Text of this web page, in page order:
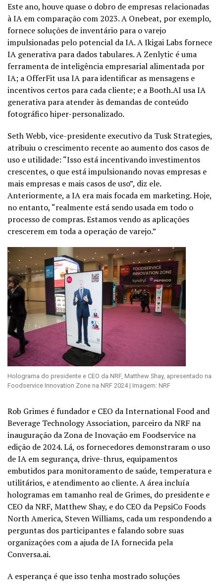
Este ano, houve quase o dobro de empresas relacionadas
à IA em comparação com 2023. A Onebeat, por exemplo,
fornece soluções de inventário para o varejo
impulsionadas pelo potencial da IA. A Ikigai Labs fornece
IA generativa para dados tabulares. A Zenlytic é uma
ferramenta de inteligência empresarial alimentada por
IA; a OfferFit usa IA para identificar as mensagens e
incentivos certos para cada cliente; e a Booth.AI usa IA
generativa para atender às demandas de conteúdo
fotográfico hiper-personalizado.
Seth Webb, vice-presidente executivo da Tusk Strategies,
atribuiu o crescimento recente ao aumento dos casos de
uso e utilidade: “Isso está incentivando investimentos
crescentes, o que está impulsionando novas empresas e
mais empresas e mais casos de uso”, diz ele.
Anteriormente, a IA era mais focada em marketing. Hoje,
no entanto, “realmente está sendo usada em todo o
processo de compras. Estamos vendo as aplicações
crescerem em toda a operação de varejo.”
Holograma do presidente e CEO da NRF, Matthew Shay, apresentado na
Foodservice Innovation Zone na NRF 2024 | Imagem: NRF
Rob Grimes é fundador e CEO da International Food and
Beverage Technology Association, parceiro da NRF na
inauguração da Zona de Inovação em Foodservice na
edição de 2024. Lá, os fornecedores demonstraram o uso
de IA em segurança, drive-thrus, equipamentos
embutidos para monitoramento de saúde, temperatura e
utilitários, e atendimento ao cliente. A área incluía
hologramas em tamanho real de Grimes, do presidente e
CEO da NRF, Matthew Shay, e do CEO da PepsiCo Foods
North America, Steven Williams, cada um respondendo a
perguntas dos participantes e falando sobre suas
organizações com a ajuda de IA fornecida pela
Conversa.ai.
A esperança é que isso tenha mostrado soluções